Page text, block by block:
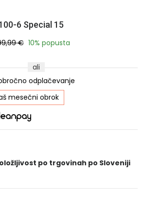
6 Special 15
€ 10% popusta
ali
odplačevanje
mesečni obrok
po trgovinah po Sloveniji